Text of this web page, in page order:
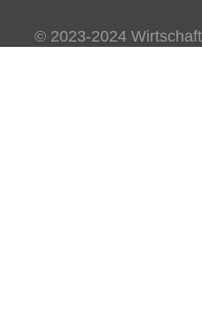
© 2023-2024